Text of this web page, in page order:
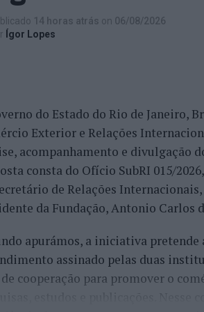
de divulgação e de ação”,
se reflete igualmente
do imóvel deles, para comprar
internacional e a
da região”
da procura nacional, António
a captar investidores
14 horas atrás on 06/08/2026
Ígor Lopes
do Estado do Rio de Janeiro,
Exterior e Relações
acompanhamento e divulgação
consta do Ofício SubRI 015/
de Relações
da Fundação, Antonio Carlos
apurámos, a iniciativa pretende
assinado pelas duas
de cooperação para promover o